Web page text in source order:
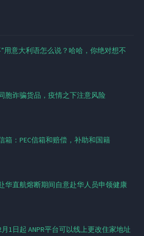
用意大利语怎么说？哈哈，你绝对想不
胞诈骗货品，疫情之下注意风险
箱：PEC信箱和赔偿，补助和国籍
华直航熔断期间自意赴华人员申领健康
1日起 ANPR平台可以线上更改住家地址